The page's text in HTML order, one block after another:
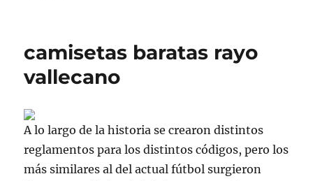
camisetas baratas rayo
vallecano
A lo largo de la historia se crearon distintos
reglamentos para los distintos códigos, pero los
más similares al del actual fútbol surgieron